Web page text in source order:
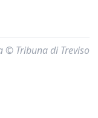
© Tribuna di Treviso